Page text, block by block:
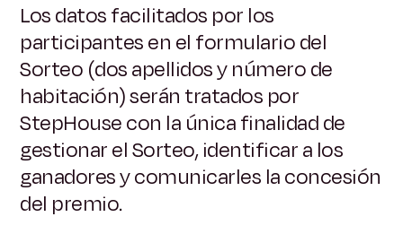
Los datos facilitados por los
participantes en el formulario del
Sorteo (dos apellidos y número de
habitación) serán tratados por
StepHouse con la única finalidad de
gestionar el Sorteo, identificar a los
ganadores y comunicarles la concesión
del premio.